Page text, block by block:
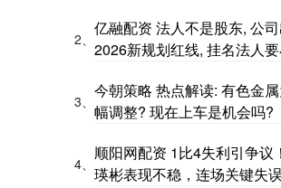
2、
亿融配资 法人不是股东, 公
2026新规划红线, 挂名法人
3、
今朝策略 热点解读: 有色金
幅调整? 现在上车是机会吗?
4、
顺阳网配资 1比4失利引争议
瑛彬表现不稳，连场关键失